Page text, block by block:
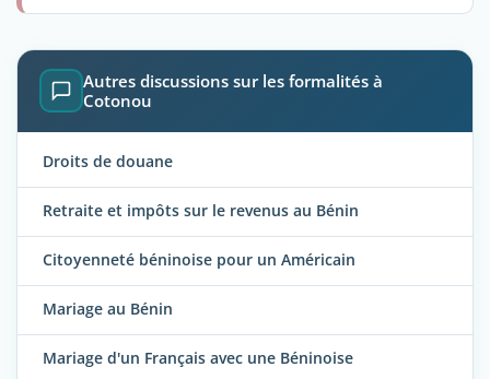
Autres discussions sur les formalités à
Cotonou
Droits de douane
Retraite et impôts sur le revenus au Bénin
Citoyenneté béninoise pour un Américain
Mariage au Bénin
Mariage d'un Français avec une Béninoise